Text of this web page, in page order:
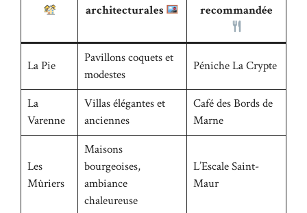
architecturales
recommandée
La Pie
Pavillons coquets et
modestes
Péniche La Crypte
La
Varenne
Villas élégantes et
anciennes
Café des Bords de
Marne
Les
Mûriers
Maisons
bourgeoises,
ambiance
chaleureuse
L’Escale Saint-
Maur